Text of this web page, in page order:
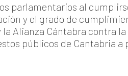
parlamentarios al
y el grado de
Alianza Cántabra contra
públicos de Cantabria a